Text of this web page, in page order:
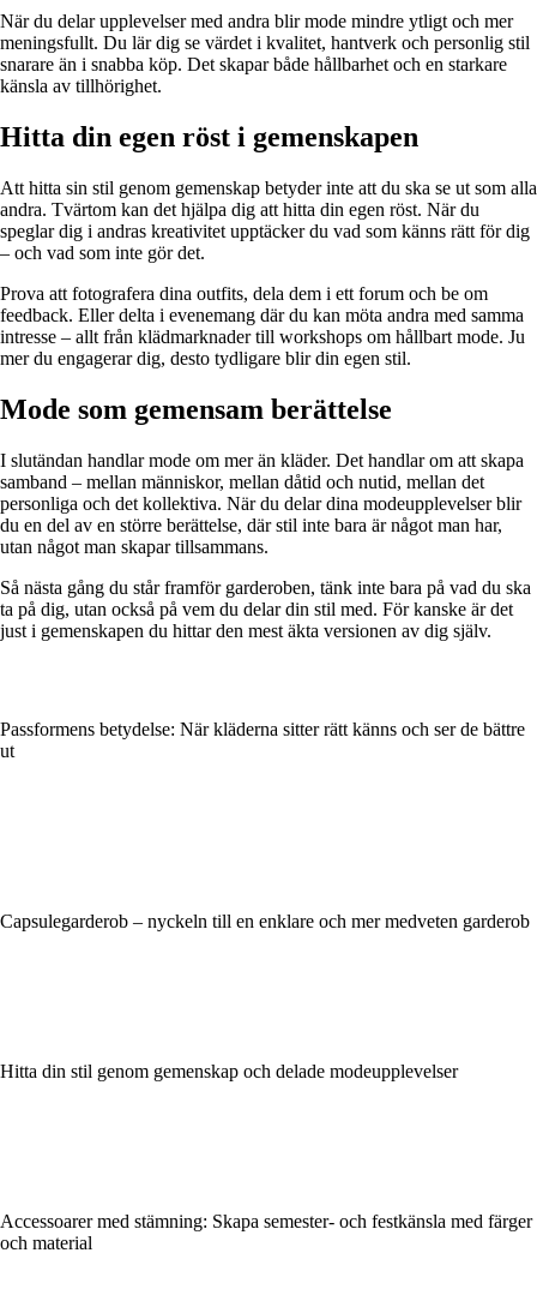
När du delar upplevelser med andra blir mode mindre ytligt och mer
meningsfullt. Du lär dig se värdet i kvalitet, hantverk och personlig stil
snarare än i snabba köp. Det skapar både hållbarhet och en starkare
känsla av tillhörighet.
Hitta din egen röst i gemenskapen
Att hitta sin stil genom gemenskap betyder inte att du ska se ut som alla
andra. Tvärtom kan det hjälpa dig att hitta din egen röst. När du
speglar dig i andras kreativitet upptäcker du vad som känns rätt för dig
– och vad som inte gör det.
Prova att fotografera dina outfits, dela dem i ett forum och be om
feedback. Eller delta i evenemang där du kan möta andra med samma
intresse – allt från klädmarknader till workshops om hållbart mode. Ju
mer du engagerar dig, desto tydligare blir din egen stil.
Mode som gemensam berättelse
I slutändan handlar mode om mer än kläder. Det handlar om att skapa
samband – mellan människor, mellan dåtid och nutid, mellan det
personliga och det kollektiva. När du delar dina modeupplevelser blir
du en del av en större berättelse, där stil inte bara är något man har,
utan något man skapar tillsammans.
Så nästa gång du står framför garderoben, tänk inte bara på vad du ska
ta på dig, utan också på vem du delar din stil med. För kanske är det
just i gemenskapen du hittar den mest äkta versionen av dig själv.
Passformens betydelse: När kläderna sitter rätt känns och ser de bättre
ut
Capsulegarderob – nyckeln till en enklare och mer medveten garderob
Hitta din stil genom gemenskap och delade modeupplevelser
Accessoarer med stämning: Skapa semester- och festkänsla med färger
och material